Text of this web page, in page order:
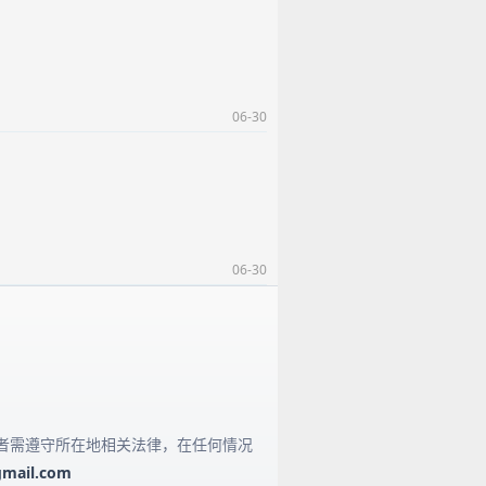
06-30
06-30
需遵守所在地相关法律，在任何情况